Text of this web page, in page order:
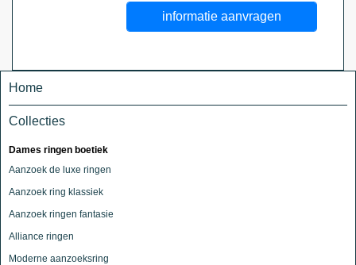
Home
Collecties
Dames ringen boetiek
Aanzoek de luxe ringen
Aanzoek ring klassiek
Aanzoek ringen fantasie
Alliance ringen
Moderne aanzoeksring